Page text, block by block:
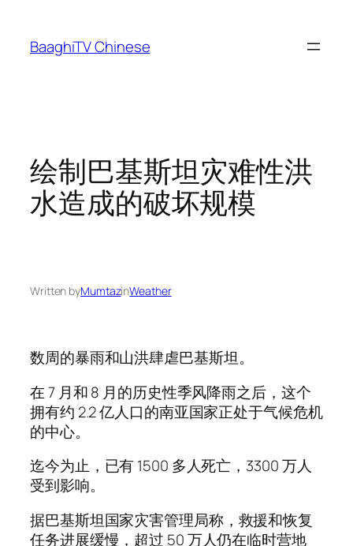
content
BaaghiTV Chinese
绘制巴基斯坦灾难性洪
水造成的破坏规模
Written byMumtazinWeather
数周的暴雨和山洪肆虐巴基斯坦。
在 7 月和 8 月的历史性季风降雨之后，这个
拥有约 2.2 亿人口的南亚国家正处于气候危机
的中心。
迄今为止，已有 1500 多人死亡，3300 万人
受到影响。
据巴基斯坦国家灾害管理局称，救援和恢复
任务进展缓慢，超过 50 万人仍在临时营地